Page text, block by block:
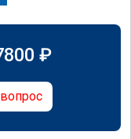
₽